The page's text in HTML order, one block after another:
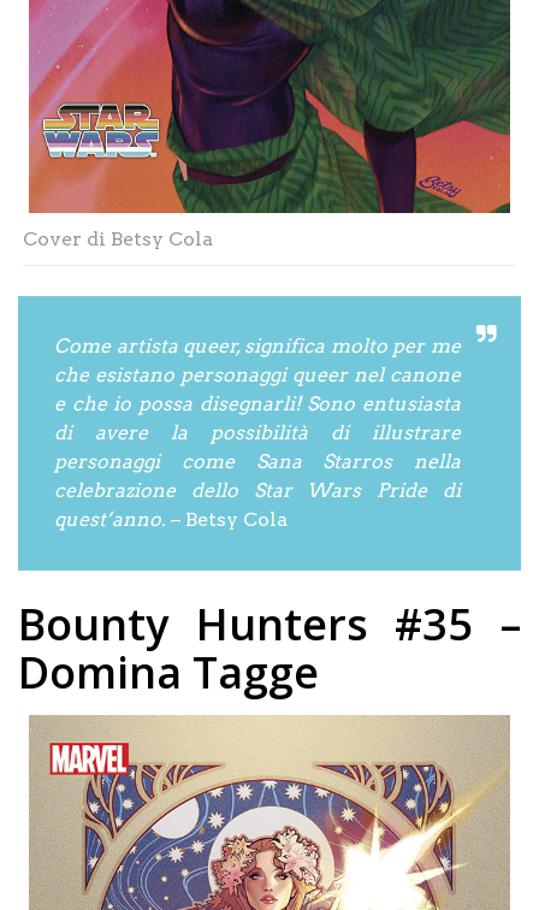
Cover di Betsy Cola
Come artista queer, significa molto per me
che esistano personaggi queer nel canone
e che io possa disegnarli! Sono entusiasta
di avere la possibilità di illustrare
personaggi come Sana Starros nella
celebrazione dello Star Wars Pride di
quest’anno. – Betsy Cola
Bounty Hunters #35 –
Domina Tagge